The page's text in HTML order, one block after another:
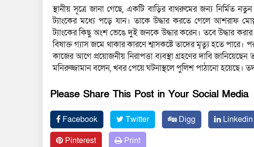
স্থানীয় সূত্রে জানা গেছে, একটি বাড়ির বাথরুমের জন্য নির্মিত
ট্যাংকের মধ্যে পড়ে যান। তাকে উদ্ধার করতে গেলে আশরাফ
ট্যাংকের কিছু অংশ ভেঙে দুই জনকে উদ্ধার করেন। তবে উদ্ধার করার
বিষাক্ত গ্যাস জমে থাকার কারণে শ্বাসকষ্টে তাদের মৃত্যু হতে পারে।
কাজের আগে প্রয়োজনীয় নিরাপত্তা ব্যবস্থা গ্রহণের দাবি জানিয়েছেন
মনিরুজ্জামান বলেন, খবর পেয়ে ঘটনাস্থলে পুলিশ পাঠানো হয়েছে।
Please Share This Post in Your Social Media
Facebook Twitter Digg Linkedin
Pinterest
Print